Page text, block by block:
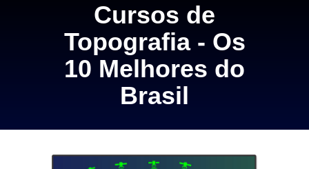
Cursos de
Topografia - Os
10 Melhores do
Brasil